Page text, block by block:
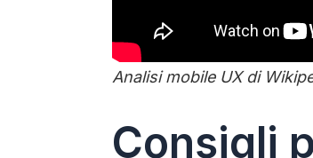
Analisi mobile UX di
Consigli